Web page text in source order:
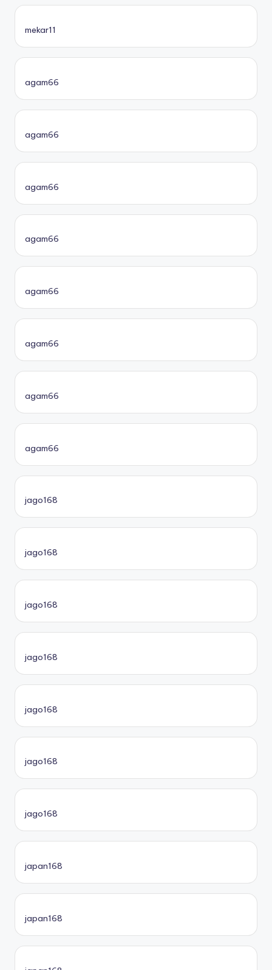
mekar11
agam66
agam66
agam66
agam66
agam66
agam66
agam66
agam66
jago168
jago168
jago168
jago168
jago168
jago168
jago168
japan168
japan168